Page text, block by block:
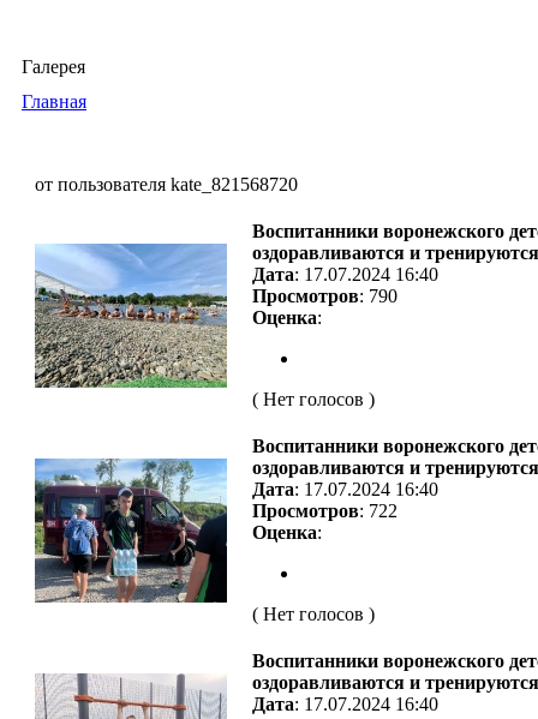
Галерея
Главная
от пользователя kate_821568720
Воспитанники воронежского
оздоравливаются и
Дата: 17.07.2024 16:40
Просмотров: 790
Оценка:
( Нет голосов )
Воспитанники воронежского
оздоравливаются и
Дата: 17.07.2024 16:40
Просмотров: 722
Оценка:
( Нет голосов )
Воспитанники воронежского
оздоравливаются и
Дата: 17.07.2024 16:40